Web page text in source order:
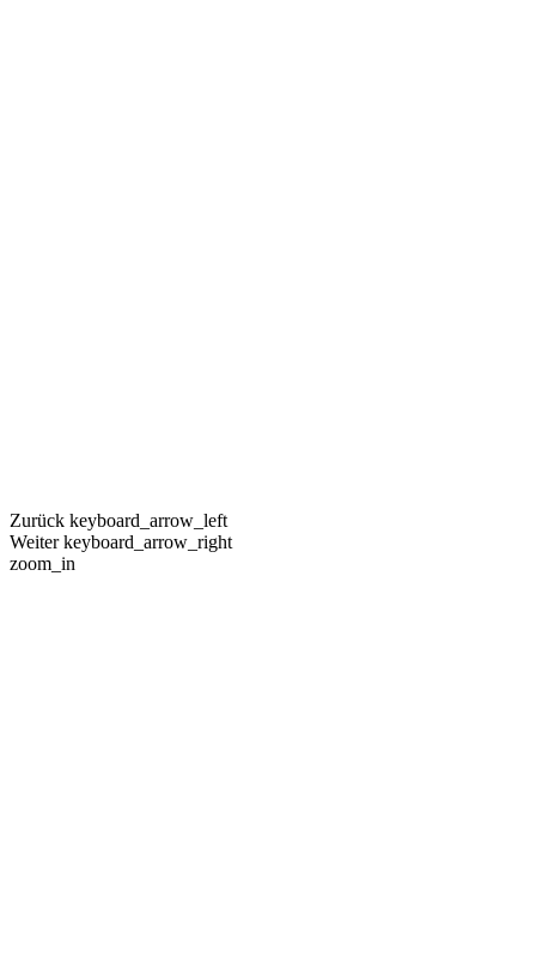
Zurück keyboard_arrow_left
Weiter keyboard_arrow_right
zoom_in